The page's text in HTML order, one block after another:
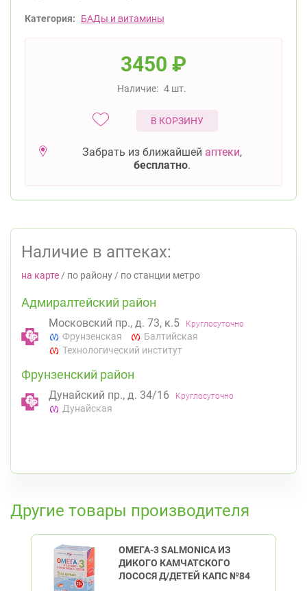
Категория: БАДы и витамины
3450 ₽
Наличие: 4 шт.
В КОРЗИНУ
Забрать из ближайшей аптеки,
бесплатно.
Наличие в аптеках:
на карте / по району / по станции метро
Адмиралтейский район
Московский пр., д. 73, к.5 Круглосуточно
Фрунзенская
Балтийская
Технологический институт
Фрунзенский район
Дунайский пр., д. 34/16 Круглосуточно
Дунайская
Другие товары производителя
ОМЕГА-3 SALMONICA ИЗ
ДИКОГО КАМЧАТСКОГО
ЛОСОСЯ Д/ДЕТЕЙ КАПС №84